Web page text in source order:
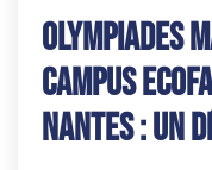
Olympiades
campus
Nantes : un